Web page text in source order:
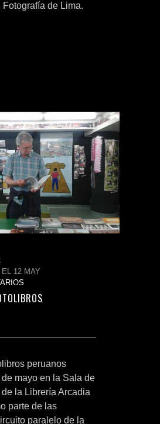
de Lima.
12 MAY
peruanos
mayo en la Sala de
la Librería Arcadia
parte de las
paralelo de la